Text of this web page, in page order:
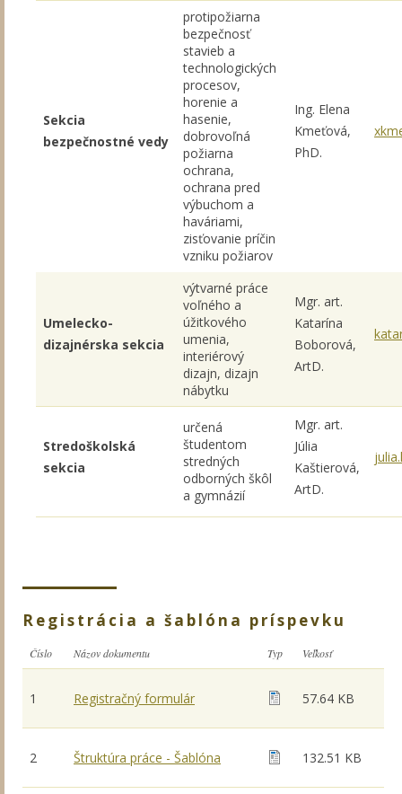
Sekcia
bezpečnostné vedy
protipožiarna
bezpečnosť
stavieb a
technologických
procesov,
horenie a
hasenie,
dobrovoľná
požiarna
ochrana,
ochrana pred
výbuchom a
haváriami,
zisťovanie príčin
vzniku požiarov
Ing. Elena
Kmeťová,
PhD.
Umelecko-
dizajnérska sekcia
výtvarné práce
voľného a
úžitkového
umenia,
interiérový
dizajn, dizajn
nábytku
Mgr. art.
Katarína
Boborová,
ArtD.
Stredoškolská
sekcia
určená
študentom
stredných
odborných škôl
a gymnázií
Mgr. art.
Júlia
Kaštierová,
ArtD.
Registrácia a šablóna príspevku
Číslo Názov dokumentu Typ Veľkosť
1 Registračný formulár 57.64 KB
2 Štruktúra práce - Šablóna 132.51 KB